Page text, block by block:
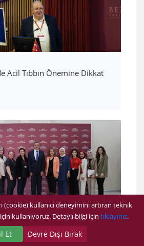
Acil Tıbbın Önemine Dikkat
Verenler Programı’’
kullanıcı deneyimini artıran teknik
kullanıyoruz. Detaylı bilgi için tıklayınız.
Et Devre Dışı Bırak